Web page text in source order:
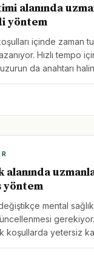
alanında
yöntem
içinde zaman
Hızlı tempo
da anahtarı
alanında
yöntem
mental
koşullarda yetersiz